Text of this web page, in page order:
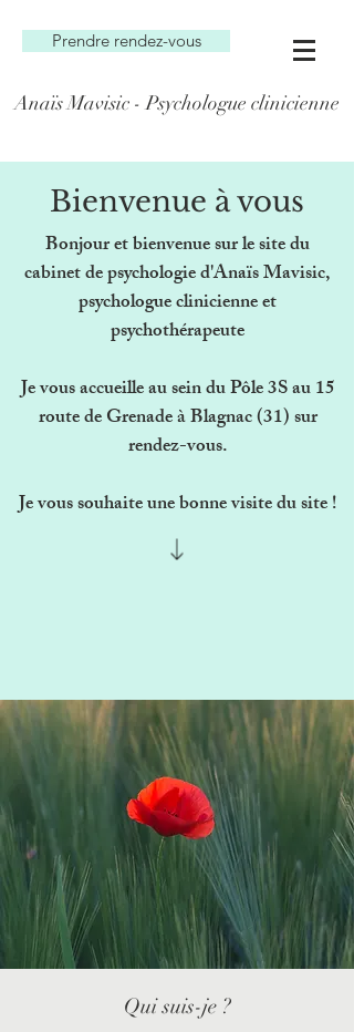
Prendre rendez-vous
Anaïs Mavisic - Psychologue clinicienne
Bienvenue à vous
Bonjour et bienvenue sur le site du
cabinet de psychologie d'Anaïs Mavisic,
psychologue clinicienne et
psychothérapeute
Je vous accueille au sein du Pôle 3S au 15
route de Grenade à Blagnac (31) sur
rendez-vous.
Je vous souhaite une bonne visite du site !
Qui suis-je ?